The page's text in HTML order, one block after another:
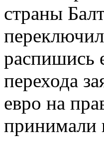
страны
распишись
перехода
евро на
принимали